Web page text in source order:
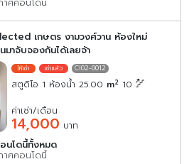
เกษตร งามวงศ์วาน ห้องใหม่
าจับจองกันได้เลยจ้า
CI02-0012
สตูดิโอ 1 ห้องน้ำ 25.00 m2 10
ค่าเช่า/เดือน
14,000 บาท
นโดนี้ทั้งหมด
าศคอนโดนี้